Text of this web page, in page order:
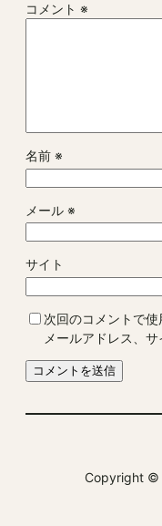
コメント ※
名前 ※
メール ※
サイト
次回のコメントで使
メールアドレス、サ
Copyright ©︎